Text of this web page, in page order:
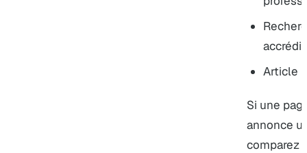
Article
Si une
annonce
comparez